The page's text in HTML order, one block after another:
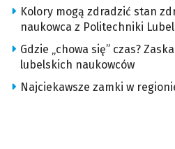
Kolory mogą zdradzić stan
naukowca z Politechniki
Gdzie „chowa się” czas?
lubelskich naukowców
Najciekawsze zamki w